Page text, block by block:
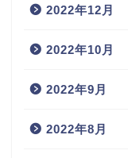
2022年12月
2022年10月
2022年9月
2022年8月